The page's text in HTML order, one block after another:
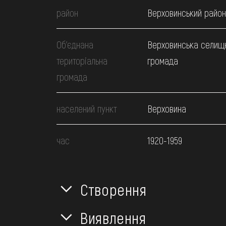
район Верховинський район
Об’єднана
територіальна
громада
Верховинська
громада
населений пункт Верховина
час 1920-1959
Створення
Виявлення